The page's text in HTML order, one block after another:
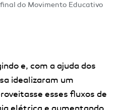
do Movimento Educativo
e, com a ajuda dos
idealizaram um
esses fluxos de